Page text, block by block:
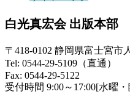
白光真宏会 出版本部
〒418-0102 静岡県富士宮市
Tel: 0544-29-5109（直通）
Fax: 0544-29-5122
受付時間 9:00～17:00[水曜